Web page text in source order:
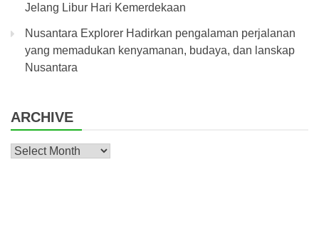
Jelang Libur Hari Kemerdekaan
Nusantara Explorer Hadirkan pengalaman perjalanan
yang memadukan kenyamanan, budaya, dan lanskap
Nusantara
ARCHIVE
Archive